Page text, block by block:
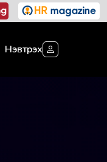
Нэвтрэх